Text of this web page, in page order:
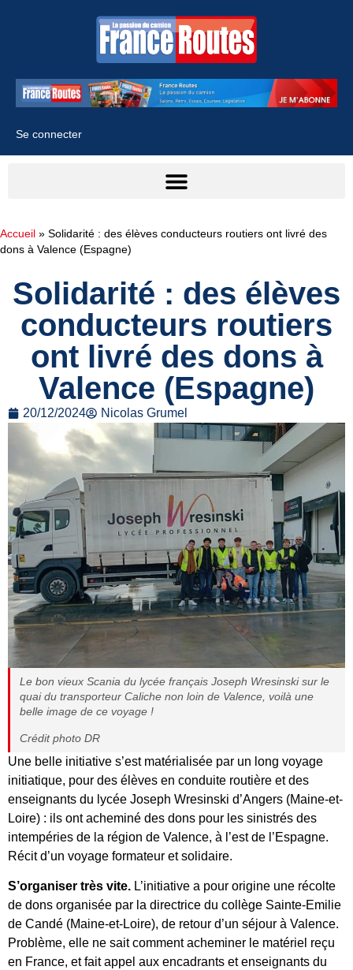
Se connecter
Accueil » Solidarité : des élèves conducteurs routiers ont livré des
dons à Valence (Espagne)
Solidarité : des élèves
conducteurs routiers
ont livré des dons à
Valence (Espagne)
20/12/2024 Nicolas Grumel
Le bon vieux Scania du lycée français Joseph Wresinski sur le
quai du transporteur Caliche non loin de Valence, voilà une
belle image de ce voyage !
Crédit photo DR
Une belle initiative s’est matérialisée par un long voyage
initiatique, pour des élèves en conduite routière et des
enseignants du lycée Joseph Wresinski d’Angers (Maine-et-
Loire) : ils ont acheminé des dons pour les sinistrés des
intempéries de la région de Valence, à l’est de l’Espagne.
Récit d’un voyage formateur et solidaire.
S’organiser très vite. L’initiative a pour origine une récolte
de dons organisée par la directrice du collège Sainte-Emilie
de Candé (Maine-et-Loire), de retour d’un séjour à Valence.
Problème, elle ne sait comment acheminer le matériel reçu
en France, et fait appel aux encadrants et enseignants du